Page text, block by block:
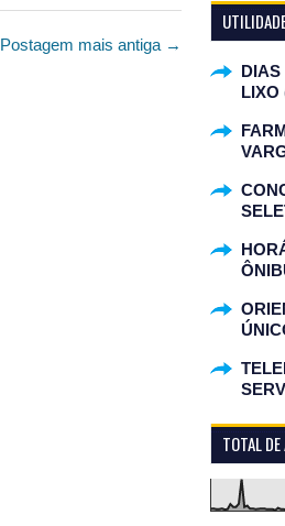
Postagem mais antiga →
DIAS
LIXO
TOTAL